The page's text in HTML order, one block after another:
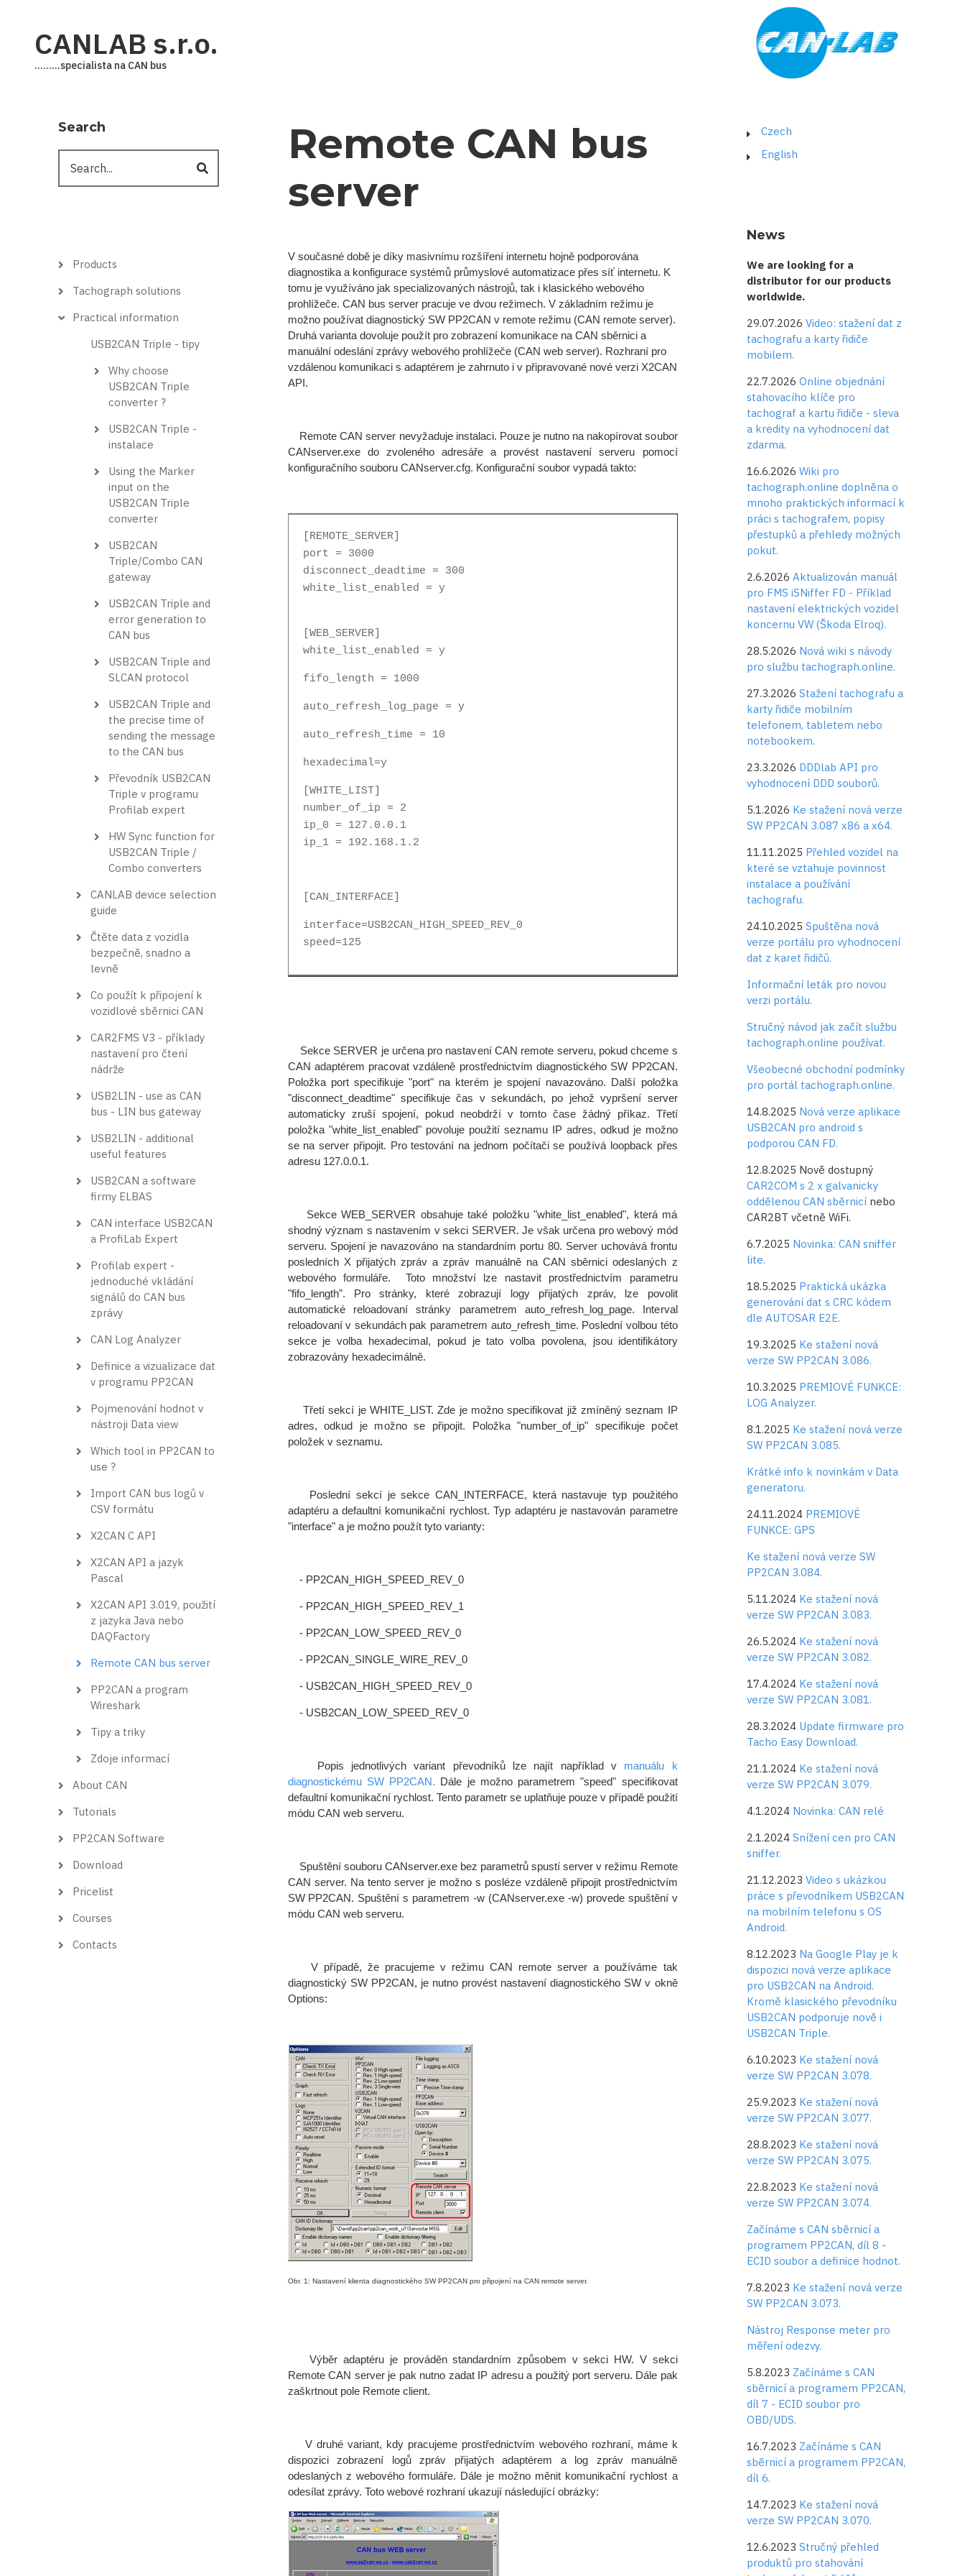
contentCANLAB s.r.o.
.........specialista na CAN bus
Remote CAN bus
server
V současné době je díky masivnímu rozšíření internetu hojně podporována
diagnostika a konfigurace systémů průmyslové automatizace přes síť internetu. K
tomu je využíváno jak specializovaných nástrojů, tak i klasického webového
prohlížeče. CAN bus server pracuje ve dvou režimech. V základním režimu je
možno používat diagnostický SW PP2CAN v remote režimu (CAN remote server).
Druhá varianta dovoluje použít pro zobrazení komunikace na CAN sběrnici a
manuální odeslání zprávy webového prohlížeče (CAN web server). Rozhraní pro
vzdálenou komunikaci s adaptérem je zahrnuto i v připravované nové verzi X2CAN
API.
Remote CAN server nevyžaduje instalaci. Pouze je nutno na nakopírovat soubor
CANserver.exe do zvoleného adresáře a provést nastavení serveru pomocí
konfiguračního souboru CANserver.cfg. Konfigurační soubor vypadá takto:
[REMOTE_SERVER]
port = 3000
disconnect_deadtime = 300
white_list_enabled = y
[WEB_SERVER]
white_list_enabled = y
fifo_length = 1000
auto_refresh_log_page = y
auto_refresh_time = 10
hexadecimal=y
[WHITE_LIST]
number_of_ip = 2
ip_0 = 127.0.0.1
ip_1 = 192.168.1.2
[CAN_INTERFACE]
interface=USB2CAN_HIGH_SPEED_REV_0
speed=125
Sekce SERVER je určena pro nastavení CAN remote serveru, pokud chceme s
CAN adaptérem pracovat vzdáleně prostřednictvím diagnostického SW PP2CAN.
Položka port specifikuje "port" na kterém je spojení navazováno. Další položka
"disconnect_deadtime" specifikuje čas v sekundách, po jehož vypršení server
automaticky zruší spojení, pokud neobdrží v tomto čase žádný příkaz. Třetí
položka "white_list_enabled" povoluje použití seznamu IP adres, odkud je možno
se na server připojit. Pro testování na jednom počítači se používá loopback přes
adresu 127.0.0.1.
Sekce WEB_SERVER obsahuje také položku "white_list_enabled", která má
shodný význam s nastavením v sekci SERVER. Je však určena pro webový mód
serveru. Spojení je navazováno na standardním portu 80. Server uchovává frontu
posledních X přijatých zpráv a zpráv manuálně na CAN sběrnici odeslaných z
webového formuláře. Toto množství lze nastavit prostřednictvím parametru
"fifo_length". Pro stránky, které zobrazují logy přijatých zpráv, lze povolit
automatické reloadovaní stránky parametrem auto_refresh_log_page. Interval
reloadovaní v sekundách pak parametrem auto_refresh_time. Poslední volbou této
sekce je volba hexadecimal, pokud je tato volba povolena, jsou identifikátory
zobrazovány hexadecimálně.
Třetí sekcí je WHITE_LIST. Zde je možno specifikovat již zmíněný seznam IP
adres, odkud je možno se připojit. Položka "number_of_ip" specifikuje počet
položek v seznamu.
Poslední sekcí je sekce CAN_INTERFACE, která nastavuje typ použitého
adaptéru a defaultní komunikační rychlost. Typ adaptéru je nastavován parametre
"interface" a je možno použít tyto varianty:
- PP2CAN_HIGH_SPEED_REV_0
- PP2CAN_HIGH_SPEED_REV_1
- PP2CAN_LOW_SPEED_REV_0
- PP2CAN_SINGLE_WIRE_REV_0
- USB2CAN_HIGH_SPEED_REV_0
- USB2CAN_LOW_SPEED_REV_0
Popis jednotlivých variant převodníků lze najít například v manuálu k
diagnostickému SW PP2CAN. Dále je možno parametrem "speed" specifikovat
defaultní komunikační rychlost. Tento parametr se uplatňuje pouze v případě použití
módu CAN web serveru.
Spuštění souboru CANserver.exe bez parametrů spustí server v režimu Remote
CAN server. Na tento server je možno s posléze vzdáleně připojit prostřednictvím
SW PP2CAN. Spuštění s parametrem -w (CANserver.exe -w) provede spuštění v
módu CAN web serveru.
V případě, že pracujeme v režimu CAN remote server a používáme tak
diagnostický SW PP2CAN, je nutno provést nastavení diagnostického SW v okně
Options:
Obr. 1: Nastavení klienta diagnostického SW PP2CAN pro připojení na CAN remote server.
Výběr adaptéru je prováděn standardním způsobem v sekci HW. V sekci
Remote CAN server je pak nutno zadat IP adresu a použitý port serveru. Dále pak
zaškrtnout pole Remote client.
V druhé variant, kdy pracujeme prostřednictvím webového rozhraní, máme k
dispozici zobrazení logů zpráv přijatých adaptérem a log zpráv manuálně
odeslaných z webového formuláře. Dále je možno měnit komunikační rychlost a
odesílat zprávy. Toto webové rozhraní ukazují následující obrázky:
Search
Hlavní
Products
Tachograph solutions
Practical information
USB2CAN Triple - tipy
Why choose
USB2CAN Triple
converter ?
USB2CAN Triple -
instalace
Using the Marker
input on the
USB2CAN Triple
converter
USB2CAN
Triple/Combo CAN
gateway
USB2CAN Triple and
error generation to
CAN bus
USB2CAN Triple and
SLCAN protocol
USB2CAN Triple and
the precise time of
sending the message
to the CAN bus
Převodník USB2CAN
Triple v programu
Profilab expert
HW Sync function for
USB2CAN Triple /
Combo converters
CANLAB device selection
guide
Čtěte data z vozidla
bezpečně, snadno a
levně
Co použít k připojení k
vozidlové sběrnici CAN
CAR2FMS V3 - příklady
nastavení pro čtení
nádrže
USB2LIN - use as CAN
bus - LIN bus gateway
USB2LIN - additional
useful features
USB2CAN a software
firmy ELBAS
CAN interface USB2CAN
a ProfiLab Expert
Profilab expert -
jednoduché vkládání
signálů do CAN bus
zprávy
CAN Log Analyzer
Definice a vizualizace dat
v programu PP2CAN
Pojmenování hodnot v
nástroji Data view
Which tool in PP2CAN to
use ?
Import CAN bus logů v
CSV formátu
X2CAN C API
X2CAN API a jazyk
Pascal
X2CAN API 3.019, použití
z jazyka Java nebo
DAQFactory
Remote CAN bus server
PP2CAN a program
Wireshark
Tipy a triky
Zdoje informací
About CAN
Tutorials
PP2CAN Software
Download
Pricelist
Courses
Contacts
Czech
English
News
We are looking for a
distributor for our products
worldwide.
29.07.2026 Video: stažení dat z
tachografu a karty řidiče
mobilem.
22.7.2026 Online objednání
stahovacího klíče pro
tachograf a kartu řidiče - sleva
a kredity na vyhodnocení dat
zdarma.
16.6.2026 Wiki pro
tachograph.online doplněna o
mnoho praktických informací k
práci s tachografem, popisy
přestupků a přehledy možných
pokut.
2.6.2026 Aktualizován manuál
pro FMS iSNiffer FD - Příklad
nastavení elektrických vozidel
koncernu VW (Škoda Elroq).
28.5.2026 Nová wiki s návody
pro službu tachograph.online.
27.3.2026 Stažení tachografu a
karty řidiče mobilním
telefonem, tabletem nebo
notebookem.
23.3.2026 DDDlab API pro
vyhodnocení DDD souborů.
5.1.2026 Ke stažení nová verze
SW PP2CAN 3.087 x86 a x64.
11.11.2025 Přehled vozidel na
které se vztahuje povinnost
instalace a používání
tachografu.
24.10.2025 Spuštěna nová
verze portálu pro vyhodnocení
dat z karet řidičů.
Informační leták pro novou
verzi portálu.
Stručný návod jak začít službu
tachograph.online používat.
Všeobecné obchodní podmínky
pro portál tachograph.online.
14.8.2025 Nová verze aplikace
USB2CAN pro android s
podporou CAN FD.
12.8.2025 Nově dostupný
CAR2COM s 2 x galvanicky
oddělenou CAN sběrnicí nebo
CAR2BT včetně WiFi.
6.7.2025 Novinka: CAN sniffer
lite.
18.5.2025 Praktická ukázka
generování dat s CRC kódem
dle AUTOSAR E2E.
19.3.2025 Ke stažení nová
verze SW PP2CAN 3.086.
10.3.2025 PREMIOVÉ FUNKCE:
LOG Analyzer.
8.1.2025 Ke stažení nová verze
SW PP2CAN 3.085.
Krátké info k novinkám v Data
generatoru.
24.11.2024 PREMIOVÉ
FUNKCE: GPS
Ke stažení nová verze SW
PP2CAN 3.084.
5.11.2024 Ke stažení nová
verze SW PP2CAN 3.083.
26.5.2024 Ke stažení nová
verze SW PP2CAN 3.082.
17.4.2024 Ke stažení nová
verze SW PP2CAN 3.081.
28.3.2024 Update firmware pro
Tacho Easy Download.
21.1.2024 Ke stažení nová
verze SW PP2CAN 3.079.
4.1.2024 Novinka: CAN relé
2.1.2024 Snížení cen pro CAN
sniffer.
21.12.2023 Video s ukázkou
práce s převodníkem USB2CAN
na mobilním telefonu s OS
Android.
8.12.2023 Na Google Play je k
dispozici nová verze aplikace
pro USB2CAN na Android.
Kromě klasického převodníku
USB2CAN podporuje nově i
USB2CAN Triple.
6.10.2023 Ke stažení nová
verze SW PP2CAN 3.078.
25.9.2023 Ke stažení nová
verze SW PP2CAN 3.077.
28.8.2023 Ke stažení nová
verze SW PP2CAN 3.075.
22.8.2023 Ke stažení nová
verze SW PP2CAN 3.074.
Začínáme s CAN sběrnicí a
programem PP2CAN, díl 8 -
ECID soubor a definice hodnot.
7.8.2023 Ke stažení nová verze
SW PP2CAN 3.073.
Nástroj Response meter pro
měření odezvy.
5.8.2023 Začínáme s CAN
sběrnicí a programem PP2CAN,
díl 7 - ECID soubor pro
OBD/UDS.
16.7.2023 Začínáme s CAN
sběrnicí a programem PP2CAN,
díl 6.
14.7.2023 Ke stažení nová
verze SW PP2CAN 3.070.
12.6.2023 Stručný přehled
produktů pro stahování